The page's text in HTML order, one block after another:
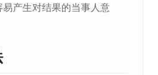
产生对结果的当事人意